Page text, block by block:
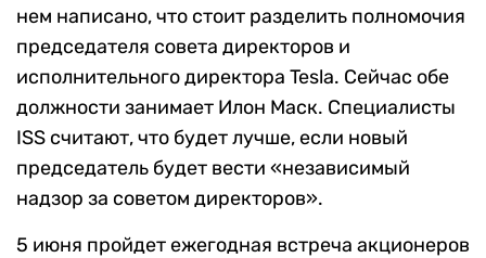
нем написано, что стоит разделить полномочия
председателя совета директоров и
исполнительного директора Tesla. Сейчас обе
должности занимает Илон Маск. Специалисты
ISS считают, что будет лучше, если новый
председатель будет вести «независимый
надзор за советом директоров».
5 июня пройдет ежегодная встреча акционеров